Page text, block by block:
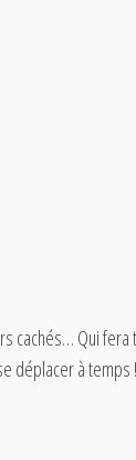
cachés… Qui
déplacer à